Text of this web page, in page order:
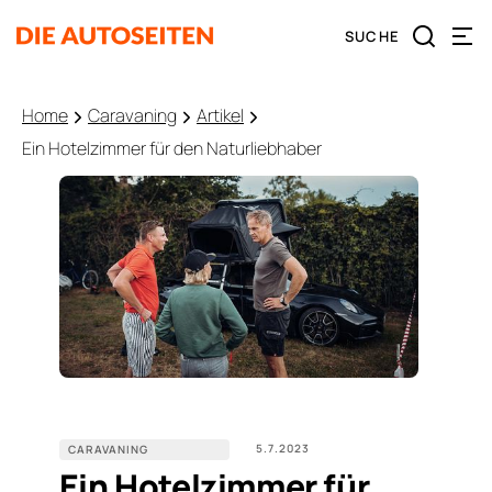
Home Caravaning
Artikel
Ein Hotelzimmer für den Naturliebhaber
CARAVANING 5.7.2023